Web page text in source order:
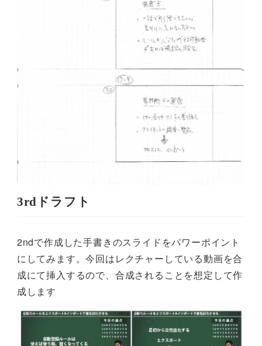
3rdドラフト
2ndで作成した手書きのスライドをパワーポイント
にしてみます。今回はレクチャーしている動画を合
成にて挿入するので、合成されることを想定して作
成します